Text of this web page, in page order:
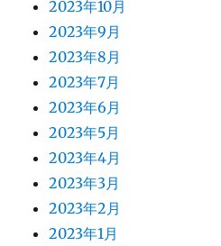
2023年10月
2023年9月
2023年8月
2023年7月
2023年6月
2023年5月
2023年4月
2023年3月
2023年2月
2023年1月